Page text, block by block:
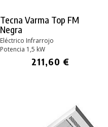
Tecna Varma Top FM
Negra
Eléctrico Infrarrojo
Potencia 1,5 kW
211,60 €